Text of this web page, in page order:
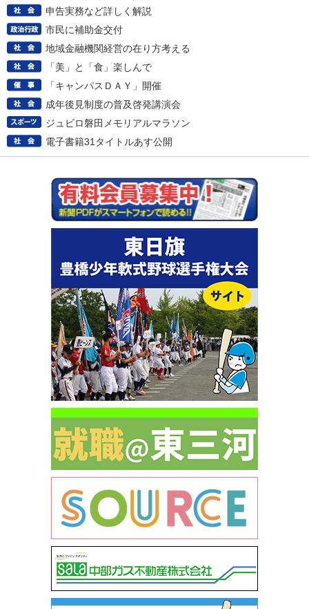
申告実務など詳しく解説
市民に補助金交付
地域金融機関経営の在り方考える
「美」と「食」楽しんで
「キャンパスＤＡＹ」開催
成年後見制度の普及啓発講演会
ジュビロ磐田メモリアルマラソン
電子書籍31タイトルあす公開